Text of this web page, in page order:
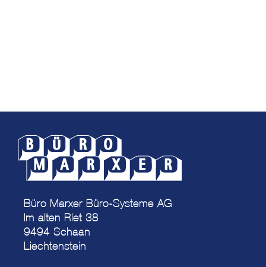
Büro Marxer Büro-Systeme AG
Im alten Riet 38
9494 Schaan
Liechtenstein